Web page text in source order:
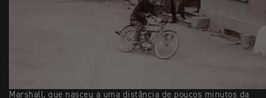
Marshall, que nasceu a uma distância de poucos minutos da